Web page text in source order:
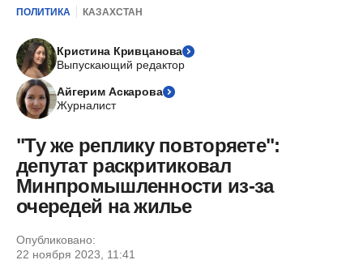
ПОЛИТИКА КАЗАХСТАН
Кристина Кривцанова
Выпускающий редактор
Айгерим Аскарова
Журналист
"Ту же реплику повторяете":
депутат раскритиковал
Минпромышленности из-за
очередей на жилье
Опубликовано:
22 ноября 2023, 11:41